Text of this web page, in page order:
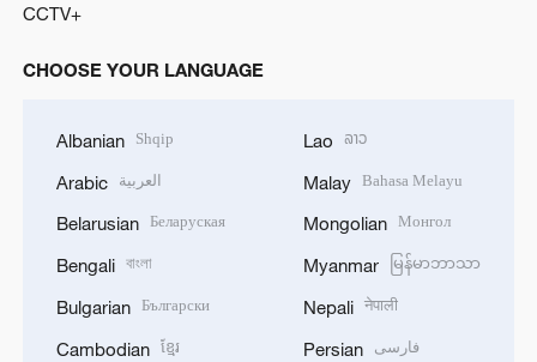
CCTV+
CHOOSE YOUR LANGUAGE
Albanian Shqip
Arabic العربية
Belarusian Беларуская
Bengali বাংলা
Bulgarian Български
Cambodian ខ្មែរ
Lao ລາວ
Malay Bahasa Melayu
Mongolian Монгол
Myanmar မြန်မာဘာသာ
Nepali नेपाली
Persian فارسی